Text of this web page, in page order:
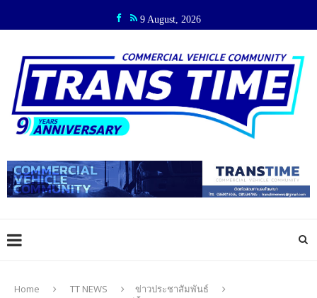
9 August, 2026
Home TT NEWS ข่าวประชาสัมพันธ์